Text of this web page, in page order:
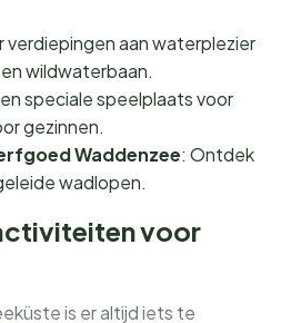
verdiepingen aan waterplezier
wildwaterbaan.
speciale speelplaats voor
gezinnen.
Waddenzee: Ontdek
wadlopen.
voor
is er altijd iets te